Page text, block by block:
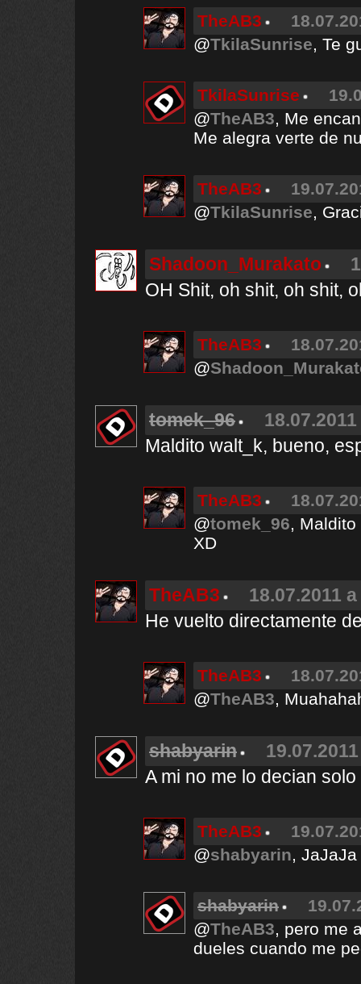
TheAB3
@TkilaSunrise, Te
TkilaSunrise
@TheAB3, Me
Me alegra verte de
TheAB3
@TkilaSunrise,
Shadoon_Murakato
OH Shit, oh shit, oh shit,
TheAB3
@
tomek_96
Maldito walt_k, bueno,
TheAB3
@tomek_96,
XD
TheAB3
18.07.2011
He vuelto directamente
TheAB3
@TheAB3,
shabyarin
A mi no me lo decian
TheAB3
@shabyarin,
shabyarin
@TheAB3, pero me
dueles cuando me